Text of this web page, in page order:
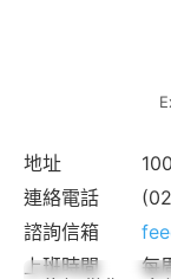
地址
連絡電話
諮詢信箱
上班時間
每